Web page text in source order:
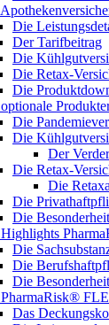
Die
Der Tarifbeitrag
Die
Die Retax-
Die
Die
Die
Der
Die Retax-
Die
Die
Die
Die
Die
Die
Das